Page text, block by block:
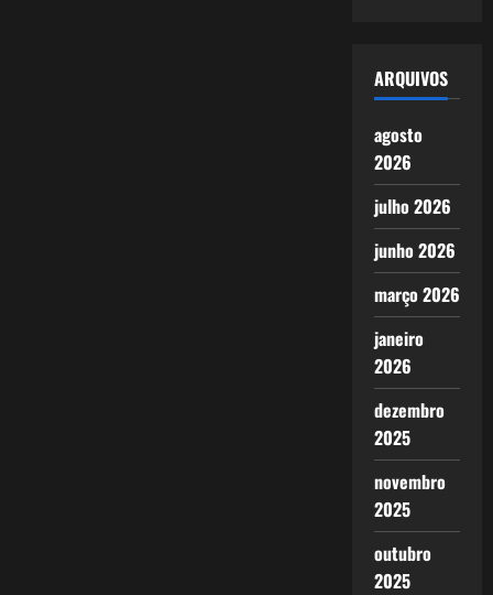
ARQUIVOS
agosto
2026
julho 2026
junho 2026
março 2026
janeiro
2026
dezembro
2025
novembro
2025
outubro
2025